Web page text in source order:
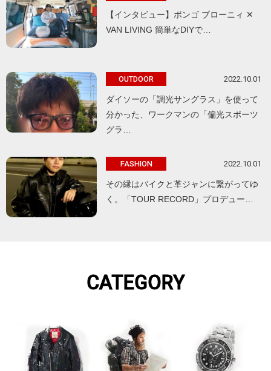
【インタビュー】ボンゴ ブローニィ ✕
VAN LIVING 簡単なDIYで…
OUTDOOR 2022.10.01
ダイソーの「調光サングラス」を使って
分かった、ワークマンの「偏光スポーツ
グラ…
FASHION 2022.10.01
その縁はバイクと革ジャンに繋がってゆ
く。「TOUR RECORD」プロデュー…
CATEGORY